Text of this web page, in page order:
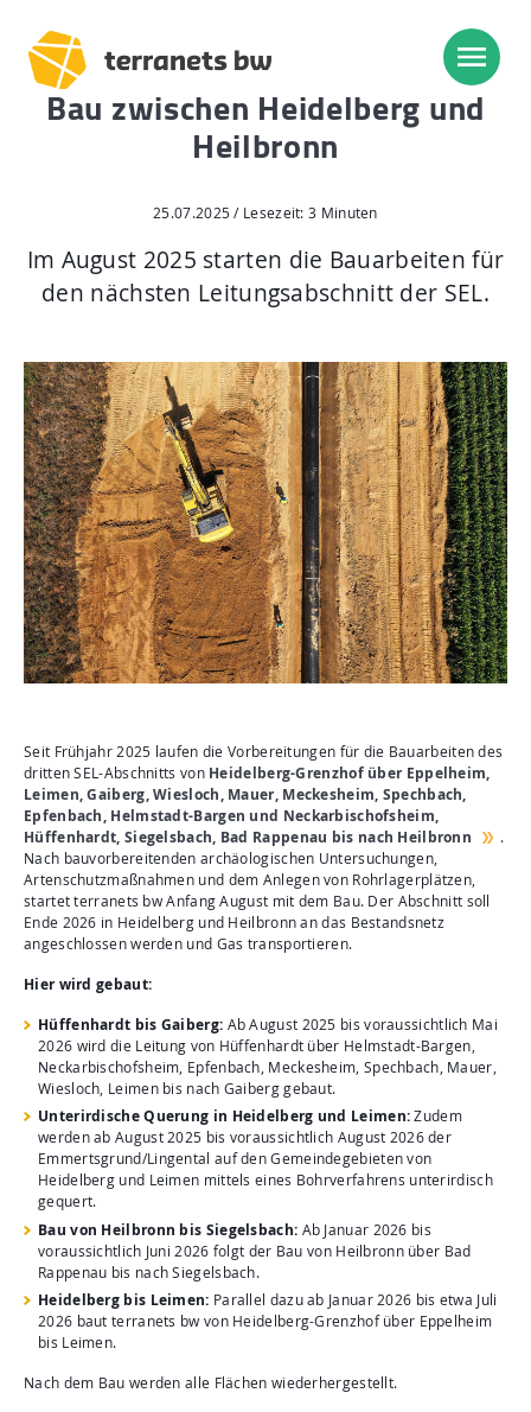
Lampertheim – Heidelberg
Heidelberg – Heilbronn
Heilbronn – Löchgau
Esslingen a. N. – Bissingen
Start
Planung, Bau, Betrieb
Aktuelles
Mediathek
Newsletter
Kontakt
Bau zwischen Heidelberg und
Heilbronn
25.07.2025 / Lesezeit: 3 Minuten
Im August 2025 starten die Bauarbeiten für
den nächsten Leitungsabschnitt der SEL.
Seit Frühjahr 2025 laufen die Vorbereitungen für die Bauarbeiten des
dritten SEL-Abschnitts von Heidelberg-Grenzhof über Eppelheim,
Leimen, Gaiberg, Wiesloch, Mauer, Meckesheim, Spechbach,
Epfenbach, Helmstadt-Bargen und Neckarbischofsheim,
Hüffenhardt, Siegelsbach, Bad Rappenau bis nach Heilbronn
.
Nach bauvorbereitenden archäologischen Untersuchungen,
Artenschutzmaßnahmen und dem Anlegen von Rohrlagerplätzen,
startet terranets bw Anfang August mit dem Bau. Der Abschnitt soll
Ende 2026 in Heidelberg und Heilbronn an das Bestandsnetz
angeschlossen werden und Gas transportieren.
Hier wird gebaut:
Hüffenhardt bis Gaiberg: Ab August 2025 bis voraussichtlich Mai
2026 wird die Leitung von Hüffenhardt über Helmstadt-Bargen,
Neckarbischofsheim, Epfenbach, Meckesheim, Spechbach, Mauer,
Wiesloch, Leimen bis nach Gaiberg gebaut.
Unterirdische Querung in Heidelberg und Leimen:Zudem
werden ab August 2025 bis voraussichtlich August 2026 der
Emmertsgrund/Lingental auf den Gemeindegebieten von
Heidelberg und Leimen mittels eines Bohrverfahrens unterirdisch
gequert.
Bau von Heilbronn bis Siegelsbach: Ab Januar 2026 bis
voraussichtlich Juni 2026 folgt der Bau von Heilbronn über Bad
Rappenau bis nach Siegelsbach.
Heidelberg bis Leimen: Parallel dazu ab Januar 2026 bis etwa Juli
2026 baut terranets bw von Heidelberg-Grenzhof über Eppelheim
bis Leimen.
Nach dem Bau werden alle Flächen wiederhergestellt.